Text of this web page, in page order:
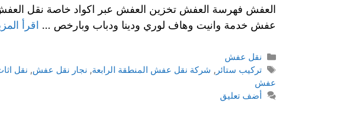
العفش فهرسة العفش تخزين العفش عبر اكواد خاصة نقل
عفش خدمة وانيت وهاف لوري ودينا ودباب وبارخص … اقرأ
نقل عفش
تركيب ستائر , شركة نقل عفش المنطقة الرابعة, نجار نقل عفش, نقل
عفش
أضف تعليق